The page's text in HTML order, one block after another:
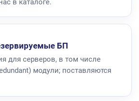
в каталоге.
БП
для серверов, в том числе
модули; поставляются